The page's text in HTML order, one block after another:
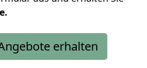
erhalten